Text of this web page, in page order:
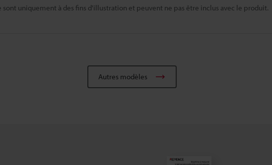
uniquement à des fins d'illustration et peuvent ne pas être inclus avec le produit.
Autres modèles